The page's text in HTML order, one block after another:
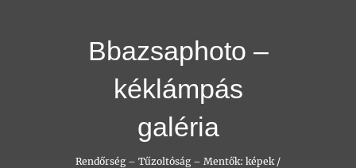
Bbazsaphoto –
kéklámpás
galéria
Rendőrség – Tűzoltóság – Mentők: képek /